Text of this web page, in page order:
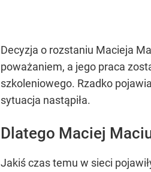
Decyzja o rozstaniu Macieja
poważaniem, a jego praca
szkoleniowego. Rzadko
sytuacja nastąpiła.
Dlatego Maciej
Jakiś czas temu w sieci